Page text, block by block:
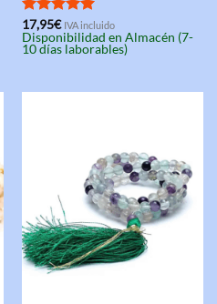
Valorado
con5.00
de 5
17,95€ IVA incluido
Disponibilidad en Almacén (7-
10 días laborables)